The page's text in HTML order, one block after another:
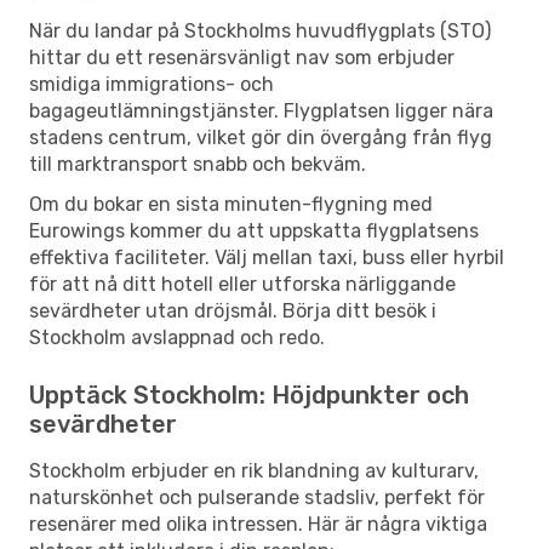
När du landar på Stockholms huvudflygplats (STO)
hittar du ett resenärsvänligt nav som erbjuder
smidiga immigrations- och
bagageutlämningstjänster. Flygplatsen ligger nära
stadens centrum, vilket gör din övergång från flyg
till marktransport snabb och bekväm.
Om du bokar en sista minuten-flygning med
Eurowings kommer du att uppskatta flygplatsens
effektiva faciliteter. Välj mellan taxi, buss eller hyrbil
för att nå ditt hotell eller utforska närliggande
sevärdheter utan dröjsmål. Börja ditt besök i
Stockholm avslappnad och redo.
Upptäck Stockholm: Höjdpunkter och
sevärdheter
Stockholm erbjuder en rik blandning av kulturarv,
naturskönhet och pulserande stadsliv, perfekt för
resenärer med olika intressen. Här är några viktiga